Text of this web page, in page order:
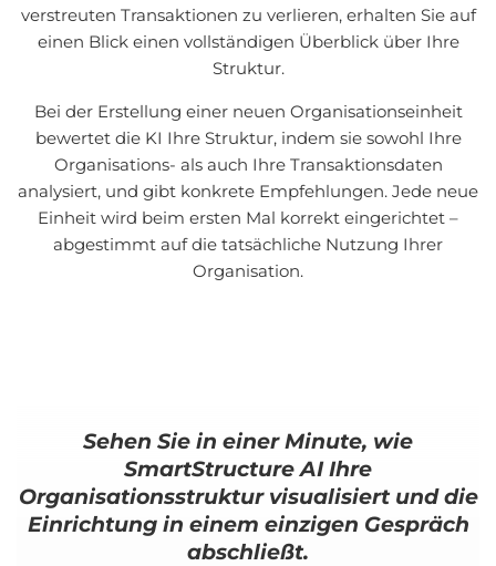
verstreuten Transaktionen zu verlieren, erhalten Sie auf
einen Blick einen vollständigen Überblick über Ihre
Struktur.
Bei der Erstellung einer neuen Organisationseinheit
bewertet die KI Ihre Struktur, indem sie sowohl Ihre
Organisations- als auch Ihre Transaktionsdaten
analysiert, und gibt konkrete Empfehlungen. Jede neue
Einheit wird beim ersten Mal korrekt eingerichtet –
abgestimmt auf die tatsächliche Nutzung Ihrer
Organisation.
Sehen Sie in einer Minute, wie
SmartStructure AI Ihre
Organisationsstruktur visualisiert und die
Einrichtung in einem einzigen Gespräch
abschließt.